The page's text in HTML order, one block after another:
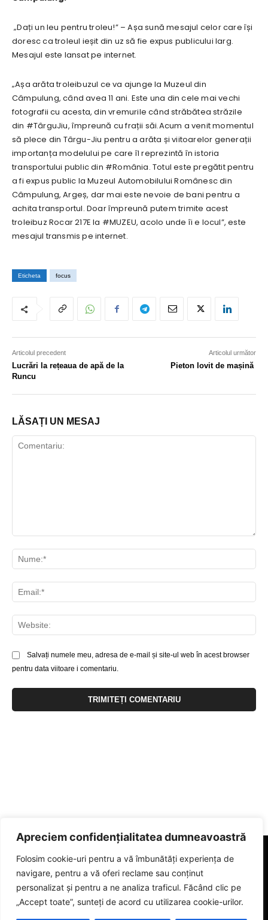
Apreciem confidențialitatea dumneavoastră
Folosim cookie-uri pentru a vă îmbunătăți experiența de
navigare, pentru a vă oferi reclame sau conținut
personalizat și pentru a ne analiza traficul. Făcând clic pe
„Accept toate”, sunteți de acord cu utilizarea cookie-urilor.
„Dați un leu pentru troleu!” – Așa sună mesajul celor care își
doresc ca troleul ieșit din uz să fie expus publicului larg.
Mesajul este lansat pe internet.
„Așa arăta troleibuzul ce va ajunge la Muzeul din
Câmpulung, când avea 11 ani. Este una din cele mai vechi
fotografii cu acesta, din vremurile când străbătea străzile
din #TârguJiu, împreună cu frații săi.Acum a venit momentul
să plece din Târgu-Jiu pentru a arăta și viitoarelor generații
importanța modelului pe care îl reprezintă în istoria
transportului public din #România. Totul este pregătit pentru
a fi expus public la Muzeul Automobilului Românesc din
Câmpulung, Argeș, dar mai este nevoie de bani pentru a
achita transportul. Doar împreună putem trimite acest
troleibuz Rocar 217E la #MUZEU, acolo unde îi e locul”, este
mesajul transmis pe internet.
Eticheta focus
Articolul precedent
Lucrări la rețeaua de apă de la
Runcu
Articolul următor
Pieton lovit de mașină
LĂSAȚI UN MESAJ
Salvați numele meu, adresa de e-mail și site-ul web în acest browser
pentru data viitoare i comentariu.